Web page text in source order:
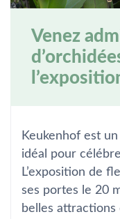
Venez
Keukenhof est
idéal pour
L’exposition de
ses portes le 20
belles attractions